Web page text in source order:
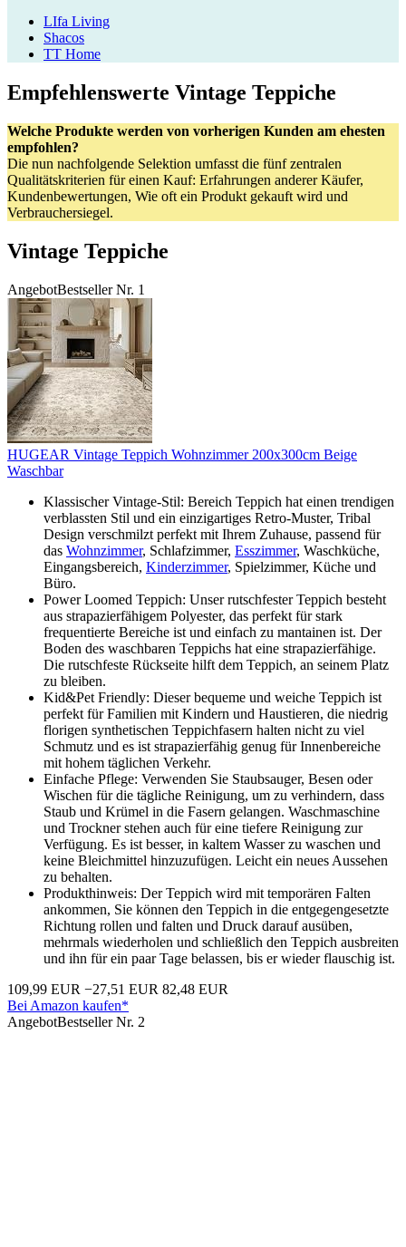
LIfa Living
Shacos
TT Home
Empfehlenswerte Vintage Teppiche
Welche Produkte werden von vorherigen Kunden am ehesten
empfohlen?
Die nun nachfolgende Selektion umfasst die fünf zentralen
Qualitätskriterien für einen Kauf: Erfahrungen anderer Käufer,
Kundenbewertungen, Wie oft ein Produkt gekauft wird und
Verbrauchersiegel.
Vintage Teppiche
AngebotBestseller Nr. 1
HUGEAR Vintage Teppich Wohnzimmer 200x300cm Beige
Waschbar
Klassischer Vintage-Stil: Bereich Teppich hat einen trendigen
verblassten Stil und ein einzigartiges Retro-Muster, Tribal
Design verschmilzt perfekt mit Ihrem Zuhause, passend für
das Wohnzimmer, Schlafzimmer, Esszimmer, Waschküche,
Eingangsbereich, Kinderzimmer, Spielzimmer, Küche und
Büro.
Power Loomed Teppich: Unser rutschfester Teppich besteht
aus strapazierfähigem Polyester, das perfekt für stark
frequentierte Bereiche ist und einfach zu mantainen ist. Der
Boden des waschbaren Teppichs hat eine strapazierfähige.
Die rutschfeste Rückseite hilft dem Teppich, an seinem Platz
zu bleiben.
Kid&Pet Friendly: Dieser bequeme und weiche Teppich ist
perfekt für Familien mit Kindern und Haustieren, die niedrig
florigen synthetischen Teppichfasern halten nicht zu viel
Schmutz und es ist strapazierfähig genug für Innenbereiche
mit hohem täglichen Verkehr.
Einfache Pflege: Verwenden Sie Staubsauger, Besen oder
Wischen für die tägliche Reinigung, um zu verhindern, dass
Staub und Krümel in die Fasern gelangen. Waschmaschine
und Trockner stehen auch für eine tiefere Reinigung zur
Verfügung. Es ist besser, in kaltem Wasser zu waschen und
keine Bleichmittel hinzuzufügen. Leicht ein neues Aussehen
zu behalten.
Produkthinweis: Der Teppich wird mit temporären Falten
ankommen, Sie können den Teppich in die entgegengesetzte
Richtung rollen und falten und Druck darauf ausüben,
mehrmals wiederholen und schließlich den Teppich ausbreiten
und ihn für ein paar Tage belassen, bis er wieder flauschig ist.
109,99 EUR −27,51 EUR 82,48 EUR
Bei Amazon kaufen*
AngebotBestseller Nr. 2